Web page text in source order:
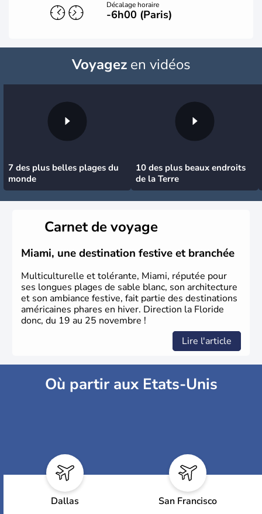
Décalage horaire
-6h00 (Paris)
Voyagezen vidéos
7 des plus belles plages du
monde
10 des plus beaux endroits
de la Terre
Carnet de voyage
Miami, une destination festive et branchée
Multiculturelle et tolérante, Miami, réputée pour
ses longues plages de sable blanc, son architecture
et son ambiance festive, fait partie des destinations
américaines phares en hiver. Direction la Floride
donc, du 19 au 25 novembre !
Lire l'article
Où partir aux Etats-Unis
Dallas San Francisco